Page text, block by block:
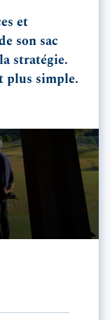
et
son sac
stratégie.
plus simple.